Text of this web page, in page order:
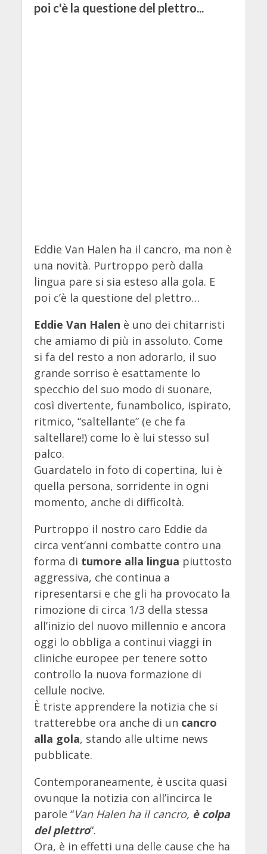
poi c'è la questione del plettro...
Eddie Van Halen ha il cancro, ma non è
una novità. Purtroppo però dalla
lingua pare si sia esteso alla gola. E
poi c’è la questione del plettro…
Eddie Van Halen è uno dei chitarristi
che amiamo di più in assoluto. Come
si fa del resto a non adorarlo, il suo
grande sorriso è esattamente lo
specchio del suo modo di suonare,
così divertente, funambolico, ispirato,
ritmico, “saltellante” (e che fa
saltellare!) come lo è lui stesso sul
palco.
Guardatelo in foto di copertina, lui è
quella persona, sorridente in ogni
momento, anche di difficoltà.
Purtroppo il nostro caro Eddie da
circa vent’anni combatte contro una
forma di tumore alla lingua piuttosto
aggressiva, che continua a
ripresentarsi e che gli ha provocato la
rimozione di circa 1/3 della stessa
all’inizio del nuovo millennio e ancora
oggi lo obbliga a continui viaggi in
cliniche europee per tenere sotto
controllo la nuova formazione di
cellule nocive.
È triste apprendere la notizia che si
tratterebbe ora anche di un cancro
alla gola, stando alle ultime news
pubblicate.
Contemporaneamente, è uscita quasi
ovunque la notizia con all’incirca le
parole “Van Halen ha il cancro, è colpa
del plettro“.
Ora, è in effetti una delle cause che ha